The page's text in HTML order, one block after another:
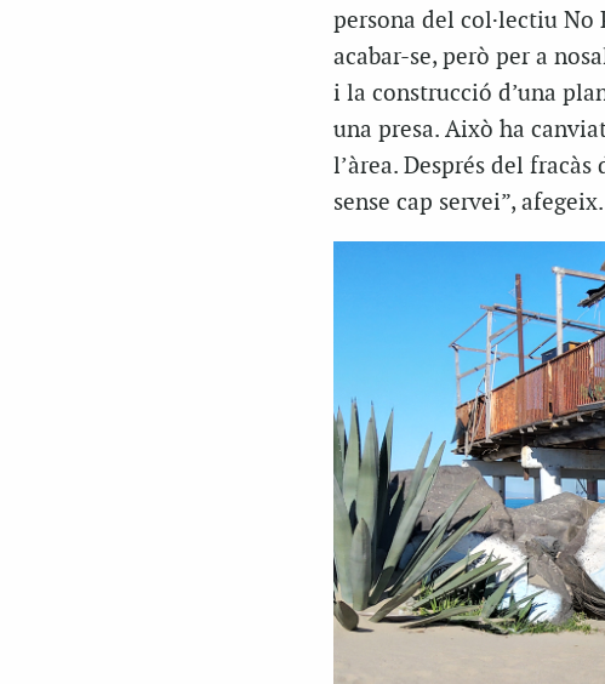
persona del col·lectiu No
acabar-se, però per a
i la construcció d’una
una presa. Això ha
l’àrea. Després del
sense cap servei”, afegeix.